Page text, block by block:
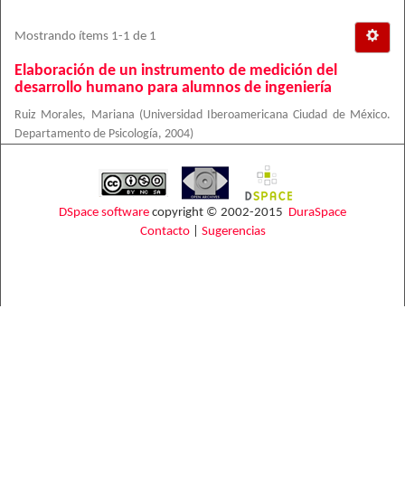
Mostrando ítems 1-1 de 1
Elaboración de un instrumento de medición del
desarrollo humano para alumnos de ingeniería
Ruiz Morales, Mariana (Universidad Iberoamericana Ciudad de México.
Departamento de Psicología, 2004)
DSpace software copyright © 2002-2015 DuraSpace
Contacto| Sugerencias